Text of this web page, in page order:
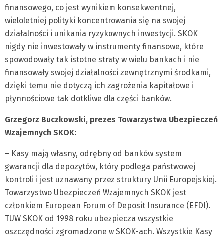
finansowego, co jest wynikiem konsekwentnej,
wieloletniej polityki koncentrowania się na swojej
działalności i unikania ryzykownych inwestycji. SKOK
nigdy nie inwestowały w instrumenty finansowe, które
spowodowały tak istotne straty w wielu bankach i nie
finansowały swojej działalności zewnętrznymi środkami,
dzięki temu nie dotyczą ich zagrożenia kapitałowe i
płynnościowe tak dotkliwe dla części banków.
Grzegorz Buczkowski, prezes Towarzystwa Ubezpieczeń
Wzajemnych SKOK:
– Kasy mają własny, odrębny od banków system
gwarancji dla depozytów, który podlega państwowej
kontroli i jest uznawany przez struktury Unii Europejskiej.
Towarzystwo Ubezpieczeń Wzajemnych SKOK jest
członkiem European Forum of Deposit Insurance (EFDI).
TUW SKOK od 1998 roku ubezpiecza wszystkie
oszczędności zgromadzone w SKOK-ach. Wszystkie Kasy